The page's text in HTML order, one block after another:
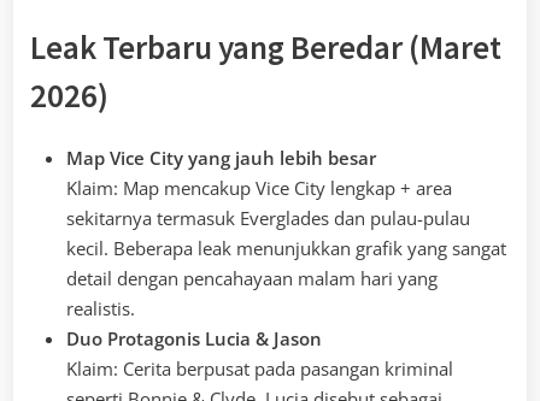
Leak Terbaru yang Beredar (Maret
2026)
Map Vice City yang jauh lebih besar
Klaim: Map mencakup Vice City lengkap + area
sekitarnya termasuk Everglades dan pulau-pulau
kecil. Beberapa leak menunjukkan grafik yang sangat
detail dengan pencahayaan malam hari yang
realistis.
Duo Protagonis Lucia & Jason
Klaim: Cerita berpusat pada pasangan kriminal